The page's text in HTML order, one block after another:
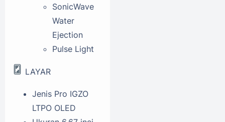
SonicWave
Water
Ejection
Pulse Light
LAYAR
Jenis Pro IGZO
LTPO OLED